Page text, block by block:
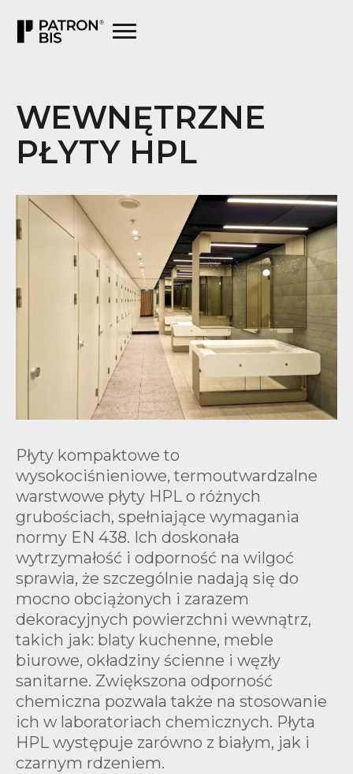
WEWNĘTRZNE
PŁYTY HPL
Płyty kompaktowe to
wysokociśnieniowe, termoutwardzalne
warstwowe płyty HPL o różnych
grubościach, spełniające wymagania
normy EN 438. Ich doskonała
wytrzymałość i odporność na wilgoć
sprawia, że szczególnie nadają się do
mocno obciążonych i zarazem
dekoracyjnych powierzchni wewnątrz,
takich jak: blaty kuchenne, meble
biurowe, okładziny ścienne i węzły
sanitarne. Zwiększona odporność
chemiczna pozwala także na stosowanie
ich w laboratoriach chemicznych. Płyta
HPL występuje zarówno z białym, jak i
czarnym rdzeniem.